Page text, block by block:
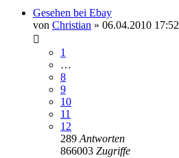
Gesehen bei Ebay
von Christian » 06.04.2010 17:52
1
…
8
9
10
11
12
289 Antworten
866003 Zugriffe